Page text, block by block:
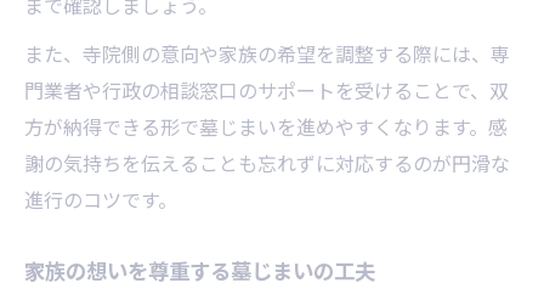
また、寺院側の意向や家族の希望を調整する際には、専
門業者や行政の相談窓口のサポートを受けることで、双
方が納得できる形で墓じまいを進めやすくなります。感
謝の気持ちを伝えることも忘れずに対応するのが円滑な
進行のコツです。
家族の想いを尊重する墓じまいの工夫